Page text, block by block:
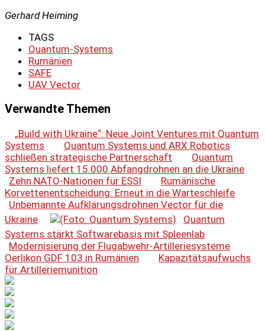
Gerhard Heiming
TAGS
Quantum-Systems
Rumänien
SAFE
UAV Vector
Verwandte Themen
„Build with Ukraine“: Neue Joint Ventures mit Quantum
Systems
Quantum Systems und ARX Robotics
schließen strategische Partnerschaft
Quantum
Systems liefert 15.000 Abfangdrohnen an die Ukraine
Zehn NATO-Nationen für ESSI
Rumänische
Korvettenentscheidung: Erneut in die Warteschleife
Unbemannte Aufklärungsdrohnen Vector für die
Ukraine
Quantum
Systems stärkt Softwarebasis mit Spleenlab
Modernisierung der Flugabwehr-Artilleriesysteme
Oerlikon GDF 103 in Rumänien
Kapazitätsaufwuchs
für Artilleriemunition